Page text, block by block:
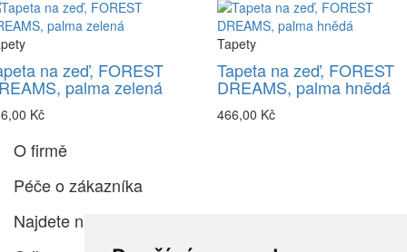
na zeď, FOREST
palma zelená
Kč
Tapety
Tapeta na zeď, FOREST
DREAMS, palma hnědá
466,00 Kč
O firmě
Péče o zákazníka
Najdete nás